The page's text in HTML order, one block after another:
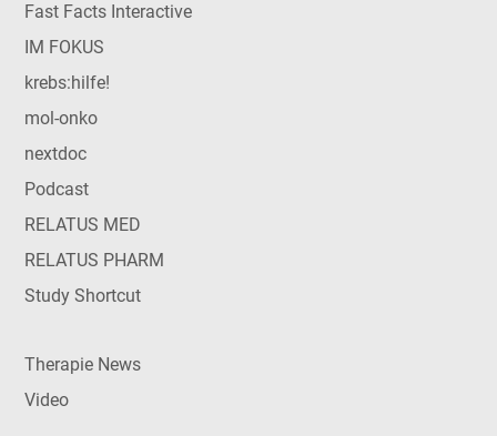
Fast Facts Interactive
IM FOKUS
krebs:hilfe!
mol-onko
nextdoc
Podcast
RELATUS MED
RELATUS PHARM
Study Shortcut
Therapie News
Video